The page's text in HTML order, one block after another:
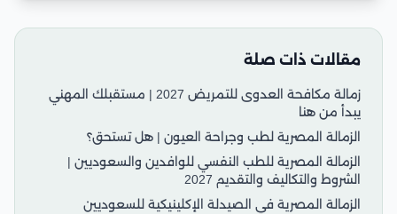
مقالات ذات صلة
زمالة مكافحة العدوى للتمريض 2027 | مستقبلك المهني
يبدأ من هنا
الزمالة المصرية لطب وجراحة العيون | هل تستحق؟
الزمالة المصرية للطب النفسي للوافدين والسعوديين |
الشروط والتكاليف والتقديم 2027
الزمالة المصرية في الصيدلة الإكلينيكية للسعوديين